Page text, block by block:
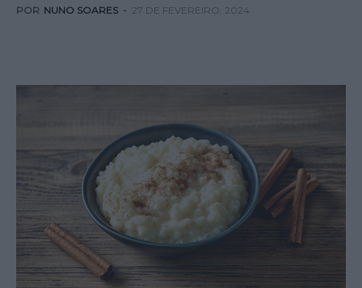
POR NUNO SOARES - 27 DE FEVEREIRO, 2024